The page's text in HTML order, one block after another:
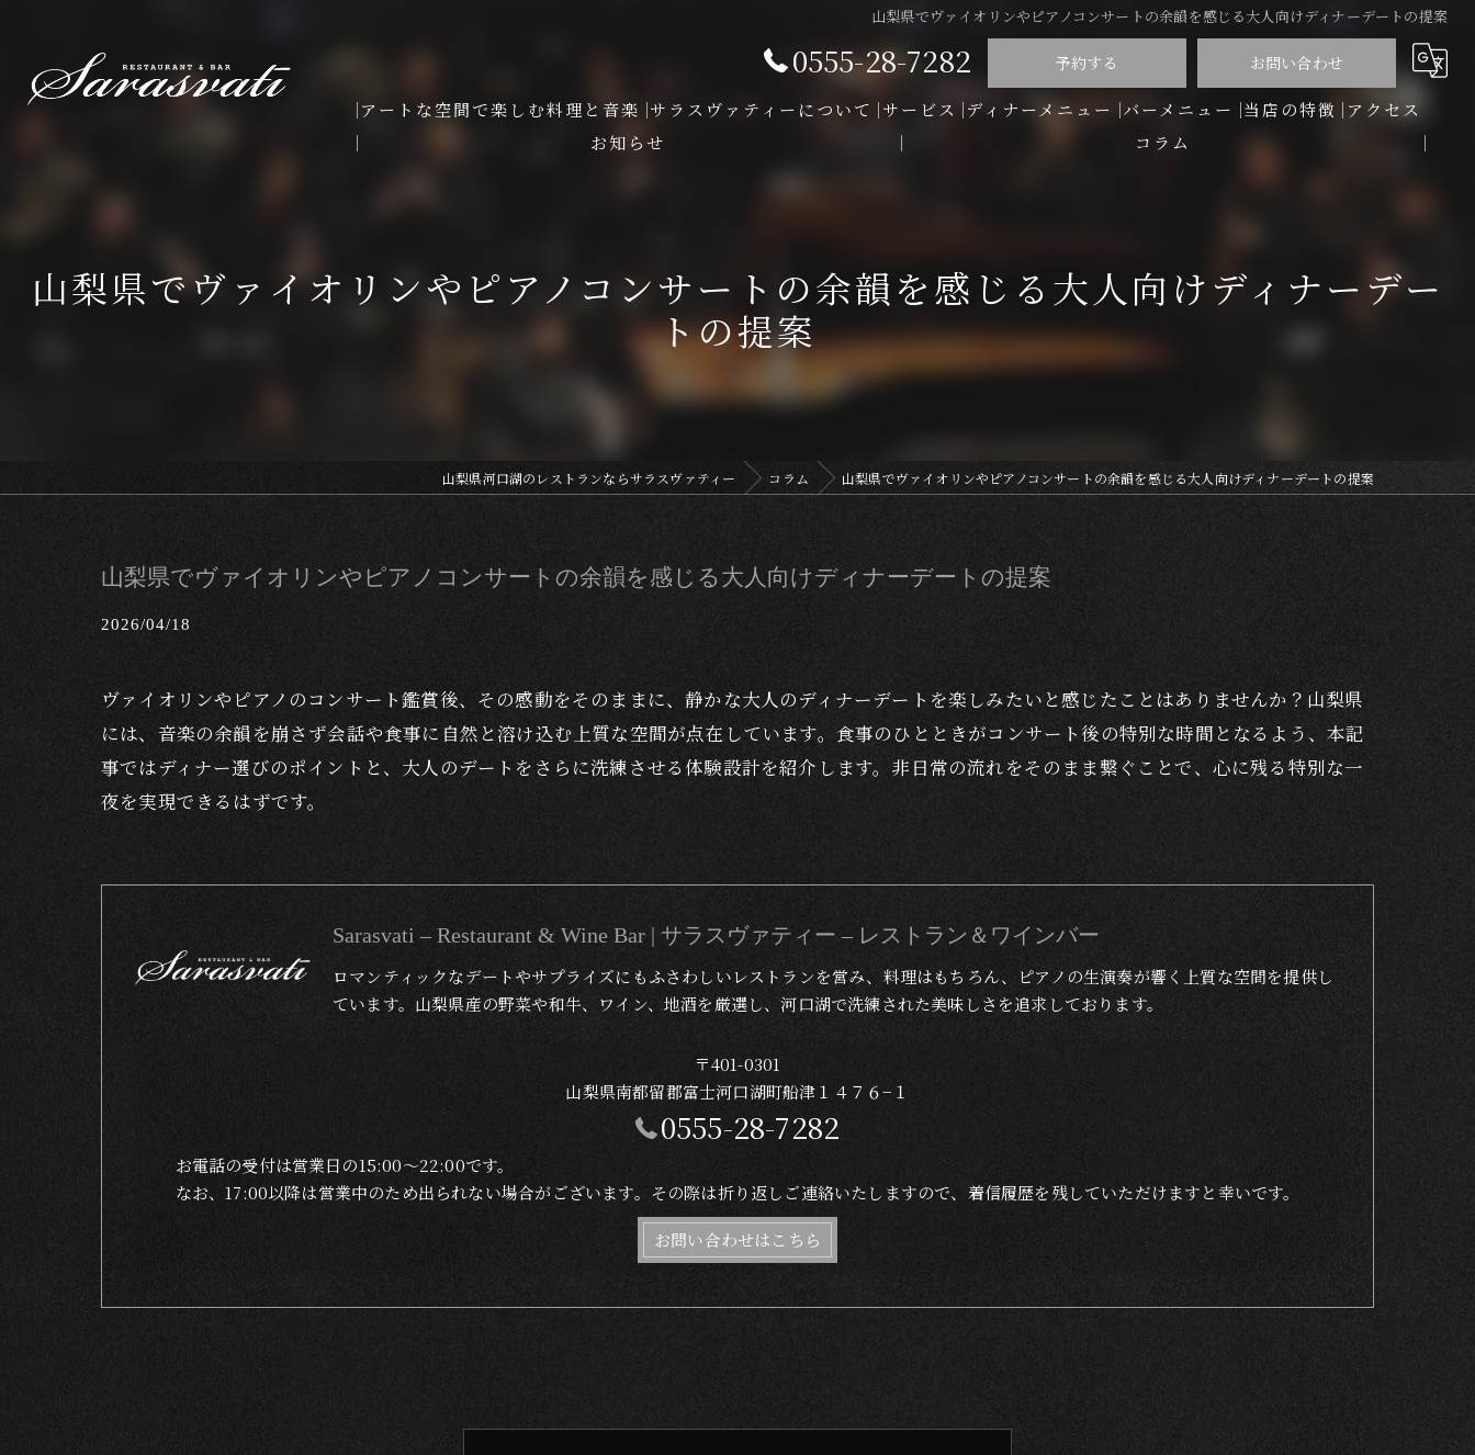
山梨県でヴァイオリンやピアノコンサートの余韻を感じる大人向けディナーデートの提案
0555-28-7282 予約する お問い合わせ
アートな空間で楽しむ料理と音楽 サラスヴァティーについて サービス ディナーメニュー バーメニュー 当店の特徴
ディナー
アクセス
お知らせ
コラム
山梨県でヴァイオリンやピアノコンサートの余韻を感じる大人向けディナーデー
トの提案
山梨県河口湖のレストランならサラスヴァティー コラム 山梨県でヴァイオリンやピアノコンサートの余韻を感じる大人向けディナーデートの提案
山梨県でヴァイオリンやピアノコンサートの余韻を感じる大人向けディナーデートの提案
2026/04/18
ヴァイオリンやピアノのコンサート鑑賞後、その感動をそのままに、静かな大人のディナーデートを楽しみたいと感じたことはありませんか？山梨県
には、音楽の余韻を崩さず会話や食事に自然と溶け込む上質な空間が点在しています。食事のひとときがコンサート後の特別な時間となるよう、本記
事ではディナー選びのポイントと、大人のデートをさらに洗練させる体験設計を紹介します。非日常の流れをそのまま繋ぐことで、心に残る特別な一
夜を実現できるはずです。
Sarasvati – Restaurant & Wine Bar | サラスヴァティー – レストラン＆ワインバー
ロマンティックなデートやサプライズにもふさわしいレストランを営み、料理はもちろん、ピアノの生演奏が響く上質な空間を提供し
ています。山梨県産の野菜や和牛、ワイン、地酒を厳選し、河口湖で洗練された美味しさを追求しております。
〒401-0301
山梨県南都留郡富士河口湖町船津１４７６−１
0555-28-7282
お電話の受付は営業日の15:00〜22:00です。
なお、17:00以降は営業中のため出られない場合がございます。その際は折り返しご連絡いたしますので、着信履歴を残していただけますと幸いです。
お問い合わせはこちら